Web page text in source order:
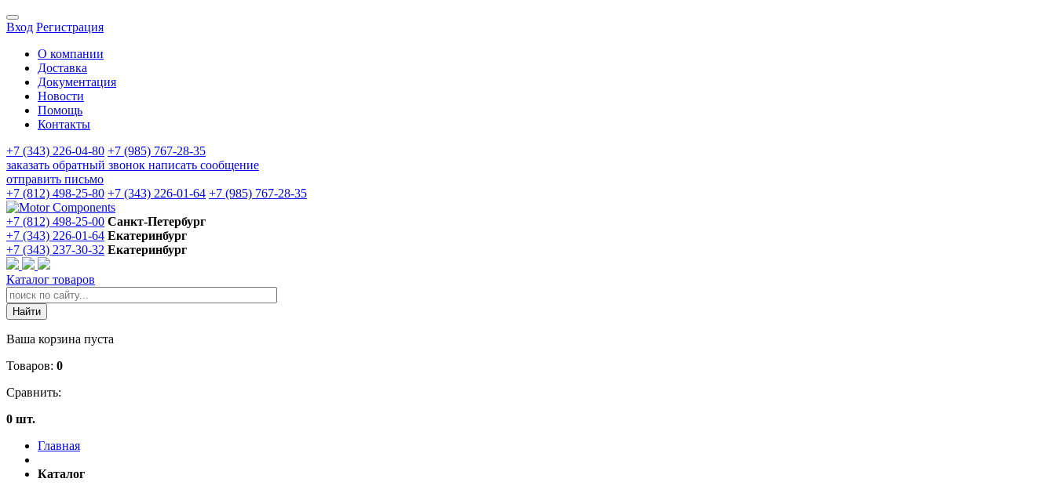
Вход Регистрация
О компании
Доставка
Документация
Новости
Помощь
Контакты
+7 (343) 226-04-80 +7 (985) 767-28-35
заказать обратный звонок написать сообщение
отправить письмо
+7 (812) 498-25-80 +7 (343) 226-01-64 +7 (985) 767-28-35
+7 (812) 498-25-00 Санкт-Петербург
+7 (343) 226-01-64 Екатеринбург
+7 (343) 237-30-32 Екатеринбург
Каталог товаров
Ваша корзина пуста
Товаров: 0
Сравнить:
0 шт.
Главная
Каталог